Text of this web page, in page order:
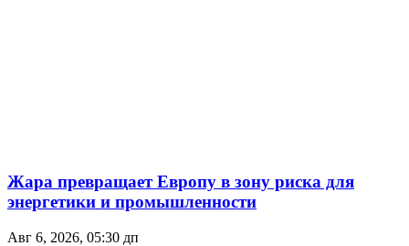
Жара превращает Европу в зону риска для
энергетики и промышленности
Авг 6, 2026, 05:30 дп